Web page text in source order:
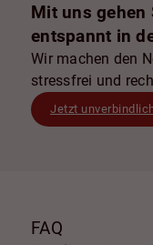
Mit uns gehen
entspannt in
Wir machen den
stressfrei und
Jetzt
FAQ